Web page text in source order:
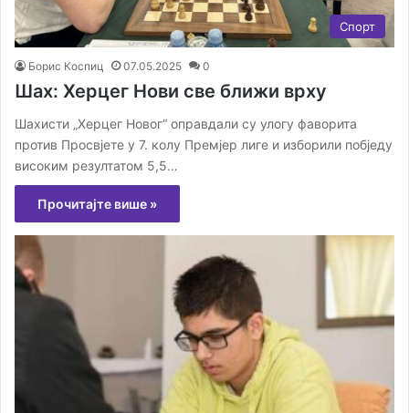
Спорт
Борис Коспиц 07.05.2025 0
Шах: Херцег Нови све ближи врху
Шахисти „Херцег Новог“ оправдали су улогу фаворита
против Просвјете у 7. колу Премјер лиге и изборили побједу
високим резултатом 5,5…
Прочитајте више »